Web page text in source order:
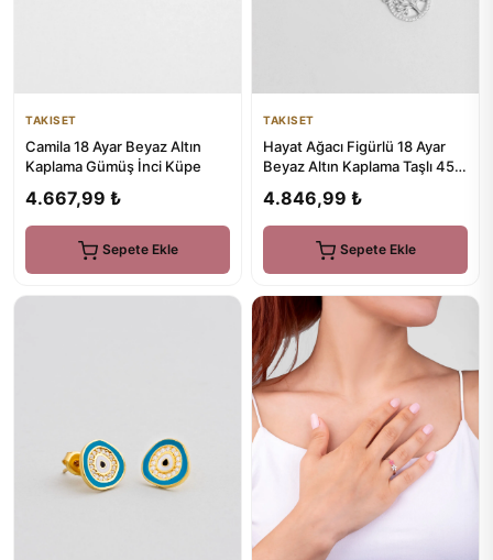
TAKISET
Camila 18 Ayar Beyaz Altın
Kaplama Gümüş İnci Küpe
4.667,99 ₺
Sepete Ekle
TAKISET
Hayat Ağacı Figürlü 18 Ayar
Beyaz Altın Kaplama Taşlı 45
4.846,99 ₺
Sepete Ekle